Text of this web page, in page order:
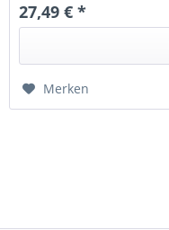
27,49 € *
Merken